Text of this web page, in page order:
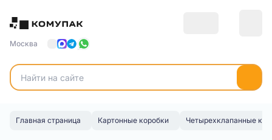
Москва
Главная страница Картонные коробки Четырехклапанные